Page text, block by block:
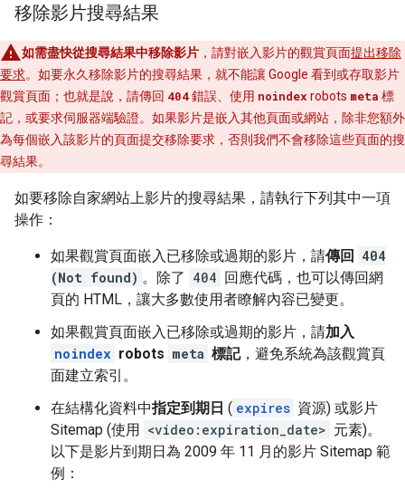
移除影片搜尋結果
如需盡快從搜尋結果中移除影片 ，請對嵌入影片的觀賞頁面提出移除
要求。如要永久移除影片的搜尋結果，就不能讓 Google 看到或存取影片
觀賞頁面；也就是說，請傳回 404錯誤、使用 noindex robots meta 標
記，或要求伺服器端驗證。如果影片是嵌入其他頁面或網站，除非您額外
為每個嵌入該影片的頁面提交移除要求，否則我們不會移除這些頁面的搜
尋結果。
如要移除自家網站上影片的搜尋結果，請執行下列其中一項
操作：
如果觀賞頁面嵌入已移除或過期的影片，請傳回
404
(Not found) 。除了 404 回應代碼，也可以傳回網
頁的 HTML，讓大多數使用者瞭解內容已變更。
如果觀賞頁面嵌入已移除或過期的影片，請加入
noindex robots meta 標記，避免系統為該觀賞頁
面建立索引。
在結構化資料中指定到期日 ( expires 資源) 或影片
Sitemap (使用 <video:expiration_date> 元素)。
以下是影片到期日為 2009 年 11 月的影片 Sitemap 範
例：